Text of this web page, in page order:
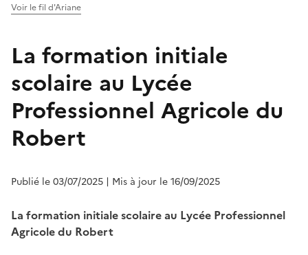
Voir le fil d'Ariane
La formation initiale
scolaire au Lycée
Professionnel Agricole du
Robert
Publié le 03/07/2025 | Mis à jour le 16/09/2025
La formation initiale scolaire au Lycée Professionnel
Agricole du Robert